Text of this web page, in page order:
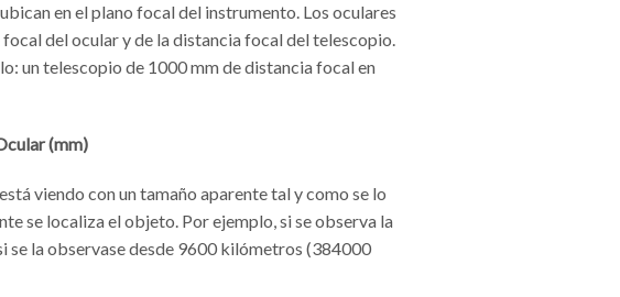
en el plano focal del instrumento. Los oculares
del ocular y de la distancia focal del telescopio.
un telescopio de 1000 mm de distancia focal en
(mm)
viendo con un tamaño aparente tal y como se lo
se localiza el objeto. Por ejemplo, si se observa la
se la observase desde 9600 kilómetros (384000